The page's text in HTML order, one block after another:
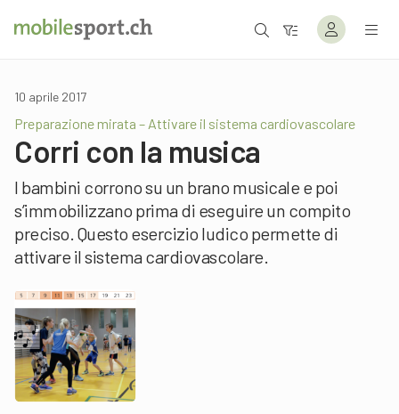
10 aprile 2017
Preparazione mirata – Attivare il sistema cardiovascolare
Corri con la musica
I bambini corrono su un brano musicale e poi
s’immobilizzano prima di eseguire un compito
preciso. Questo esercizio ludico permette di
attivare il sistema cardiovascolare.